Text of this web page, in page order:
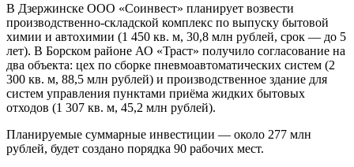
В Дзержинске ООО «Соинвест» планирует возвести
производственно‑складской комплекс по выпуску бытовой
химии и автохимии (1 450 кв. м, 30,8 млн рублей, срок — до 5
лет). В Борском районе АО «Траст» получило согласование на
два объекта: цех по сборке пневмоавтоматических систем (2
300 кв. м, 88,5 млн рублей) и производственное здание для
систем управления пунктами приёма жидких бытовых
отходов (1 307 кв. м, 45,2 млн рублей).
Планируемые суммарные инвестиции — около 277 млн
рублей, будет создано порядка 90 рабочих мест.